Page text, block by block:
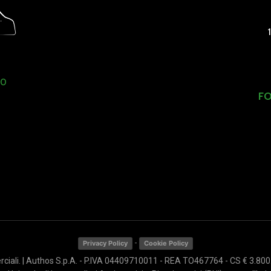
Privacy Policy - Cookie Policy
| Authos S.p.A. - P.IVA 04409710011 - REA TO467764 - CS €